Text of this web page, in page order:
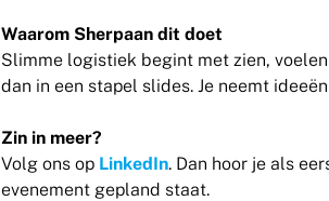
Waarom Sherpaan dit doet
Slimme logistiek begint met zien,
dan in een stapel slides. Je neemt
Zin in meer?
Volg ons op LinkedIn. Dan hoor je als
evenement gepland staat.